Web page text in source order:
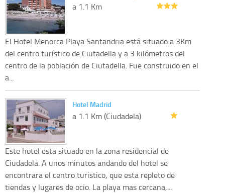
a 1.1 Km
El Hotel Menorca Playa Santandria está situado a 3Km
del centro turístico de Ciutadella y a 3 kilómetros del
centro de la población de Ciutadella. Fue construido en el
a...
Hotel Madrid
a 1.1 Km (Ciudadela)
Este hotel esta situado en la zona residencial de
Ciudadela. A unos minutos andando del hotel se
encontrara el centro turistico, que esta repleto de
tiendas y lugares de ocio. La playa mas cercana,...